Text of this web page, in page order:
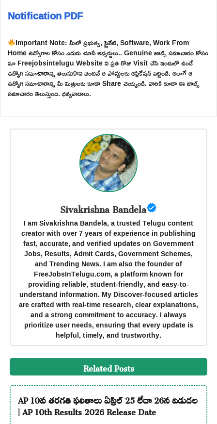
Notification PDF
Important Note: మీలో ప్రభుత్వ, ప్రైవేట్, Software, Work From
Home ఉద్యోగాల కోసం ఎదురు చూసే అభ్యర్థులు.. Genuine జాబ్స్ సమాచారం కోసం
మా Freejobsintelugu Website ని ప్రతి రోజు Visit చేసి ఇందులో ఉండే
ఉద్యోగ సమాచారాన్ని తెలుసుకొని వెంటనే ఆ పోస్టులకు అప్లికేషన్ పెట్టండి. అలాగే ఆ
ఉద్యోగ సమాచారాన్ని మీ మిత్రులకు కూడా Share చెయ్యండి. వారికి కూడా ఈ జాబ్స్
సమాచారం తెలుస్తుంది. ధన్యవాదాలు.
Sivakrishna Bandela
I am Sivakrishna Bandela, a trusted Telugu content
creator with over 7 years of experience in publishing
fast, accurate, and verified updates on Government
Jobs, Results, Admit Cards, Government Schemes,
and Trending News. I am also the founder of
FreeJobsInTelugu.com, a platform known for
providing reliable, student-friendly, and easy-to-
understand information. My Discover-focused articles
are crafted with real-time research, clear explanations,
and a strong commitment to accuracy. I always
prioritize user needs, ensuring that every update is
helpful, timely, and trustworthy.
Related Posts
AP 10వ తరగతి ఫలితాలు ఏప్రిల్ 25 లేదా 26న విడుదల
| AP 10th Results 2026 Release Date